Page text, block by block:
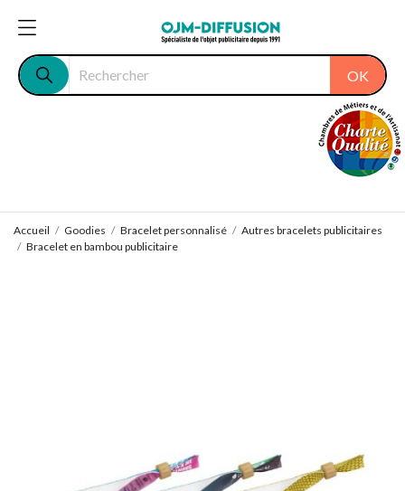
OK
Accueil Goodies Bracelet personnalisé
Autres bracelets publicitaires
Bracelet en bambou publicitaire